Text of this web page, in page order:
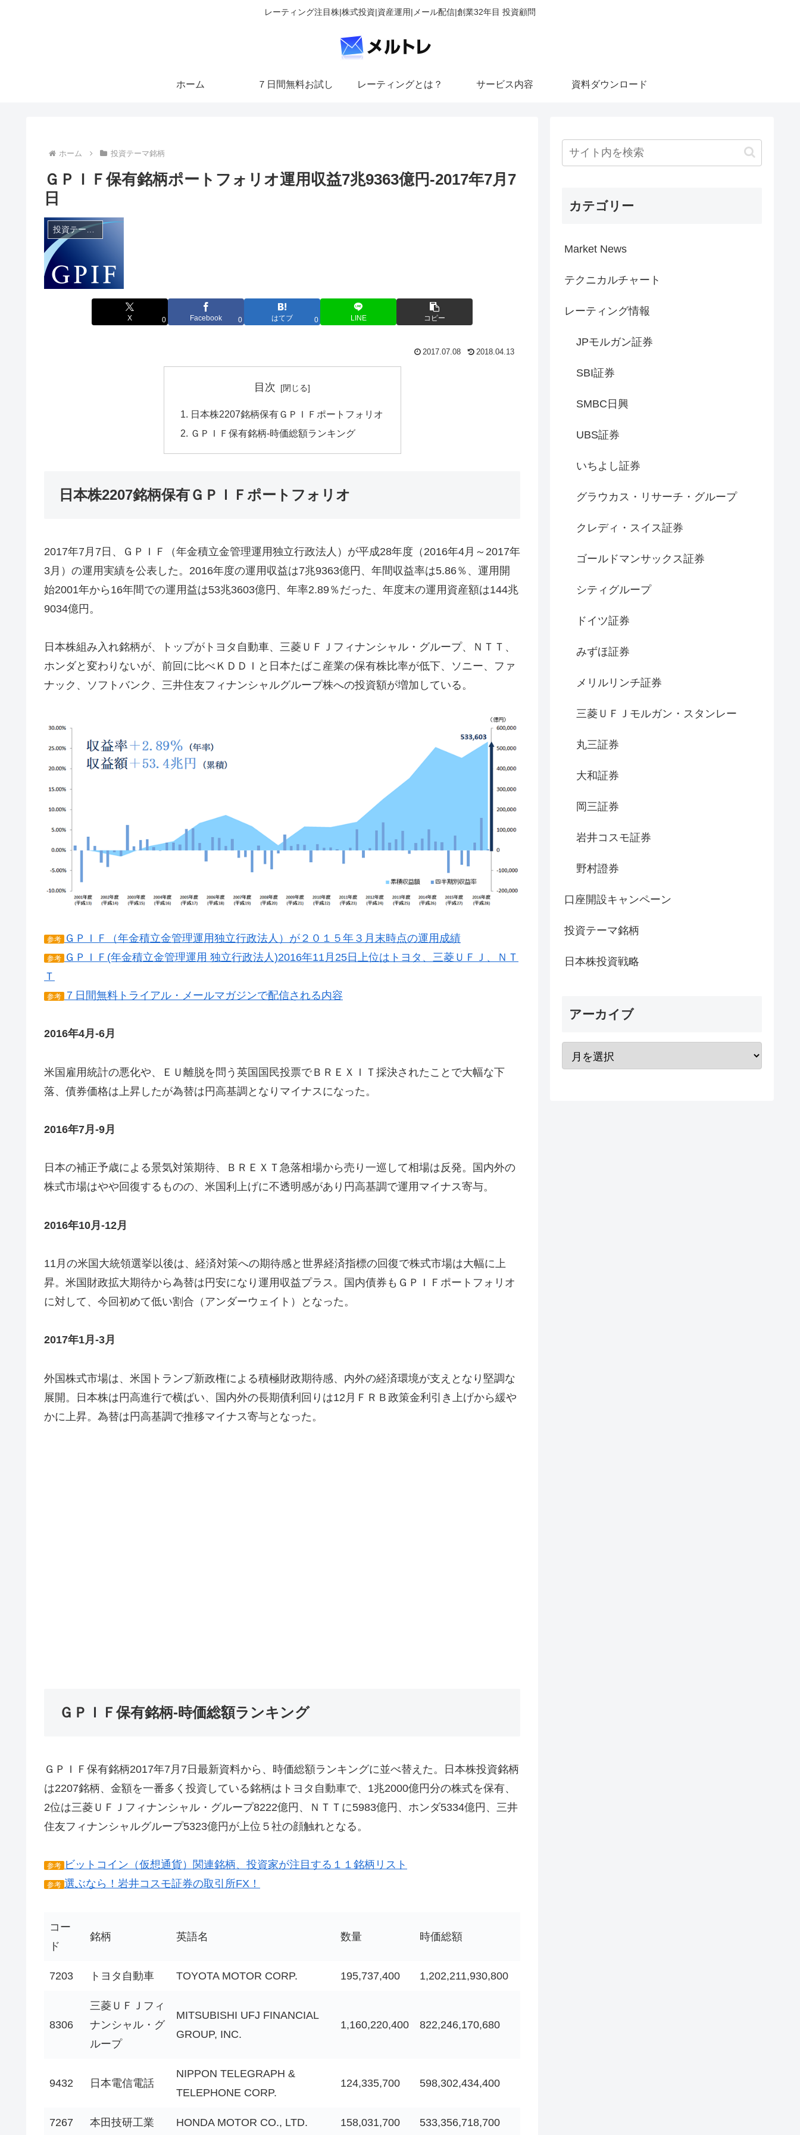
レーティング注目株|株式投資|資産運用|メール配信|創業32年目 投資顧問
ホーム ７日間無料お試し レーティングとは？ サービス内容 資料ダウンロード
ホーム 投資テーマ銘柄
ＧＰＩＦ保有銘柄ポートフォリオ運用収益7兆9363億円-2017年7月7
日
投資テーマ銘柄
X 0 Facebook 0 はてブ 0 LINE コピー
2017.07.08 2018.04.13
目次
日本株2207銘柄保有ＧＰＩＦポートフォリオ
ＧＰＩＦ保有銘柄-時価総額ランキング
日本株2207銘柄保有ＧＰＩＦポートフォリオ
2017年7月7日、ＧＰＩＦ（年金積立金管理運用独立行政法人）が平成28年度（2016年4月～2017年
3月）の運用実績を公表した。2016年度の運用収益は7兆9363億円、年間収益率は5.86％、運用開
始2001年から16年間での運用益は53兆3603億円、年率2.89％だった、年度末の運用資産額は144兆
9034億円。
日本株組み入れ銘柄が、トップがトヨタ自動車、三菱ＵＦＪフィナンシャル・グループ、ＮＴＴ、
ホンダと変わりないが、前回に比べＫＤＤＩと日本たばこ産業の保有株比率が低下、ソニー、ファ
ナック、ソフトバンク、三井住友フィナンシャルグループ株への投資額が増加している。
参考 ＧＰＩＦ（年金積立金管理運用独立行政法人）が２０１５年３月末時点の運用成績
参考
ＧＰＩＦ(年金積立金管理運用 独立行政法人)2016年11月25日上位はトヨタ、三菱ＵＦＪ、ＮＴ
Ｔ
参考 ７日間無料トライアル・メールマガジンで配信される内容
2016年4月-6月
米国雇用統計の悪化や、ＥＵ離脱を問う英国国民投票でＢＲＥＸＩＴ採決されたことで大幅な下
落、債券価格は上昇したが為替は円高基調となりマイナスになった。
2016年7月-9月
日本の補正予歳による景気対策期待、ＢＲＥＸＴ急落相場から売り一巡して相場は反発。国内外の
株式市場はやや回復するものの、米国利上げに不透明感があり円高基調で運用マイナス寄与。
2016年10月-12月
11月の米国大統領選挙以後は、経済対策への期待感と世界経済指標の回復で株式市場は大幅に上
昇。米国財政拡大期待から為替は円安になり運用収益プラス。国内債券もＧＰＩＦポートフォリオ
に対して、今回初めて低い割合（アンダーウェイト）となった。
2017年1月-3月
外国株式市場は、米国トランプ新政権による積極財政期待感、内外の経済環境が支えとなり堅調な
展開。日本株は円高進行で横ばい、国内外の長期債利回りは12月ＦＲＢ政策金利引き上げから緩や
かに上昇。為替は円高基調で推移マイナス寄与となった。
ＧＰＩＦ保有銘柄-時価総額ランキング
ＧＰＩＦ保有銘柄2017年7月7日最新資料から、時価総額ランキングに並べ替えた。日本株投資銘柄
は2207銘柄、金額を一番多く投資している銘柄はトヨタ自動車で、1兆2000億円分の株式を保有、
2位は三菱ＵＦＪフィナンシャル・グループ8222億円、ＮＴＴに5983億円、ホンダ5334億円、三井
住友フィナンシャルグループ5323億円が上位５社の顔触れとなる。
参考 ビットコイン（仮想通貨）関連銘柄、投資家が注目する１１銘柄リスト
参考 選ぶなら！岩井コスモ証券の取引所FX！
コー
ド
銘柄 英語名 数量 時価総額
7203 トヨタ自動車 TOYOTA MOTOR CORP. 195,737,400 1,202,211,930,800
8306
三菱ＵＦＪフィ
ナンシャル・グ
ループ
MITSUBISHI UFJ FINANCIAL
GROUP, INC.
1,160,220,400 822,246,170,680
9432 日本電信電話
NIPPON TELEGRAPH &
TELEPHONE CORP.
124,335,700 598,302,434,400
7267 本田技研工業 HONDA MOTOR CO., LTD. 158,031,700 533,356,718,700
カテゴリー
Market News
テクニカルチャート
レーティング情報
JPモルガン証券
SBI証券
SMBC日興
UBS証券
いちよし証券
グラウカス・リサーチ・グループ
クレディ・スイス証券
ゴールドマンサックス証券
シティグループ
ドイツ証券
みずほ証券
メリルリンチ証券
三菱ＵＦＪモルガン・スタンレー
丸三証券
大和証券
岡三証券
岩井コスモ証券
野村證券
口座開設キャンペーン
投資テーマ銘柄
日本株投資戦略
アーカイブ